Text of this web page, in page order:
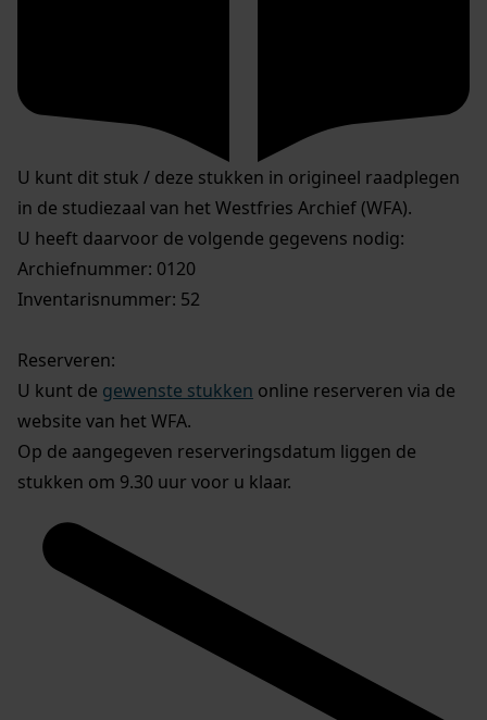
U kunt dit stuk / deze stukken in origineel raadplegen
in de studiezaal van het Westfries Archief (WFA).
U heeft daarvoor de volgende gegevens nodig:
Archiefnummer: 0120
Inventarisnummer: 52
Reserveren:
U kunt de gewenste stukken online reserveren via de
website van het WFA.
Op de aangegeven reserveringsdatum liggen de
stukken om 9.30 uur voor u klaar.